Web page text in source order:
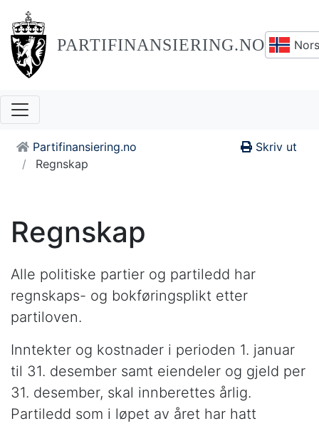
PARTIFINANSIERING.NO
Partifinansiering.no
Regnskap
Skriv ut
Regnskap
Alle politiske partier og partiledd har
regnskaps- og bokføringsplikt etter
partiloven.
Inntekter og kostnader i perioden 1. januar
til 31. desember samt eiendeler og gjeld per
31. desember, skal innberettes årlig.
Partiledd som i løpet av året har hatt